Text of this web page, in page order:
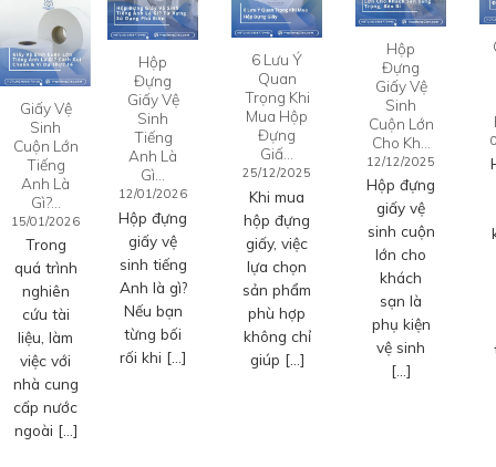
Giấy Vệ
Sinh
Cuộn Lớn
Tiếng
Anh Là
Gì?…
15/01/2026
Trong
quá trình
nghiên
cứu tài
liệu, làm
việc với
nhà cung
cấp nước
ngoài […]
Hộp
Đựng
Giấy Vệ
Sinh
Tiếng
Anh Là
Gì…
12/01/2026
Hộp đựng
giấy vệ
sinh tiếng
Anh là gì?
Nếu bạn
từng bối
rối khi […]
6 Lưu Ý
Quan
Trọng Khi
Mua Hộp
Đựng
Giấ…
25/12/2025
Khi mua
hộp đựng
giấy, việc
lựa chọn
sản phẩm
phù hợp
không chỉ
giúp […]
Hộp
Đựng
Giấy Vệ
Sinh
Cuộn Lớn
Cho Kh…
12/12/2025
Hộp đựng
giấy vệ
sinh cuộn
lớn cho
khách
sạn là
phụ kiện
vệ sinh
[…]